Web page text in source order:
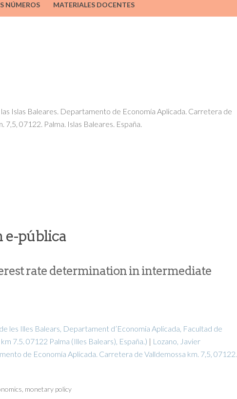
NÚMEROS MATERIALES DOCENTES
Islas Baleares. Departamento de Economía Aplicada. Carretera de
7,5, 07122. Palma. Islas Baleares. España.
e-pública
rate determination in intermediate
les Illes Balears, Departament d’Economia Aplicada, Facultad de
7.5. 07122 Palma (Illes Balears), España.) | Lozano, Javier
de Economía Aplicada. Carretera de Valldemossa km. 7,5, 07122.
monetary policy